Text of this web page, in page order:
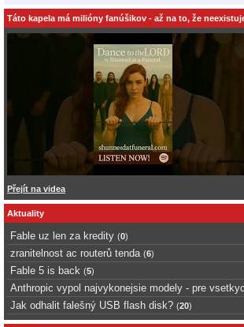
Táto kapela má milióny fanúšikov - až na to, že
Přejít na videa
Aktuality
Fable uz len za kredity (0)
zranitelnost ac routerů tenda (6)
Fable 5 is back (5)
Anthropic vypol najvykonejsie modely - pre
Jak odhalit falešný USB flash disk? (20)